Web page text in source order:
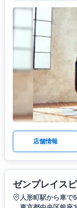
店舗情報
ゼンプレイス
人形町駅から車で